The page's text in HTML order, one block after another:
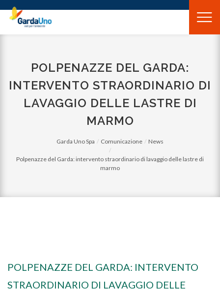
Gardauno
Spa
POLPENAZZE DEL GARDA:
INTERVENTO STRAORDINARIO DI
LAVAGGIO DELLE LASTRE DI
MARMO
Garda Uno Spa Comunicazione News
Polpenazze del Garda: intervento straordinario di lavaggio delle lastre di
marmo
POLPENAZZE DEL GARDA: INTERVENTO
STRAORDINARIO DI LAVAGGIO DELLE